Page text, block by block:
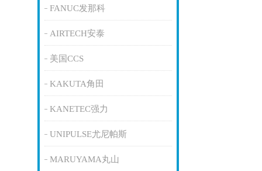
FANUC发那科
AIRTECH安泰
美国CCS
KAKUTA角田
KANETEC强力
UNIPULSE尤尼帕斯
MARUYAMA丸山